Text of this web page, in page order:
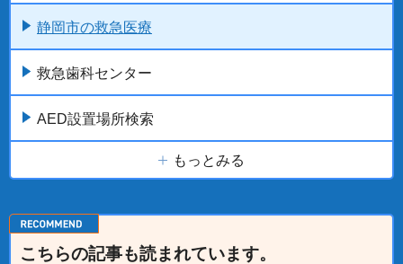
静岡市の救急医療
救急歯科センター
AED設置場所検索
もっとみる
こちらの記事も読まれています。